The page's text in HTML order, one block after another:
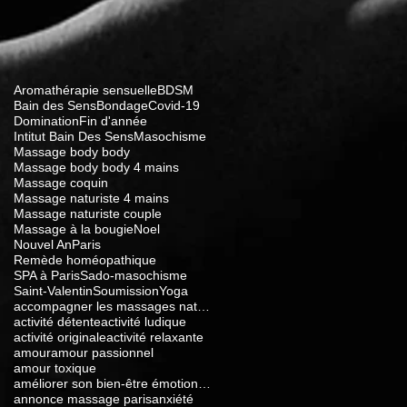
Aromathérapie sensuelleBDSM
Bain des SensBondageCovid-19
DominationFin d'année
Intitut Bain Des SensMasochisme
Massage body body
Massage body body 4 mains
Massage coquin
Massage naturiste 4 mains
Massage naturiste couple
Massage à la bougieNoel
Nouvel AnParis
Remède homéopathique
SPA à ParisSado-masochisme
Saint-ValentinSoumissionYoga
activité détenteactivité ludique
activité originaleactivité relaxante
amouramour passionnel
amour toxique
annonce massage parisanxiété